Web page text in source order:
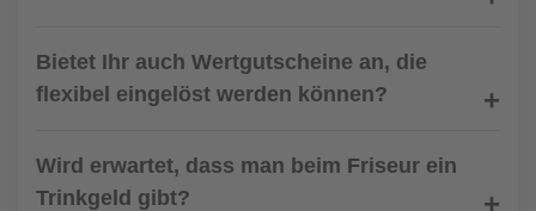
Bietet Ihr auch Wertgutscheine an, die
flexibel eingelöst werden können?
Wird erwartet, dass man beim Friseur ein
Trinkgeld gibt?